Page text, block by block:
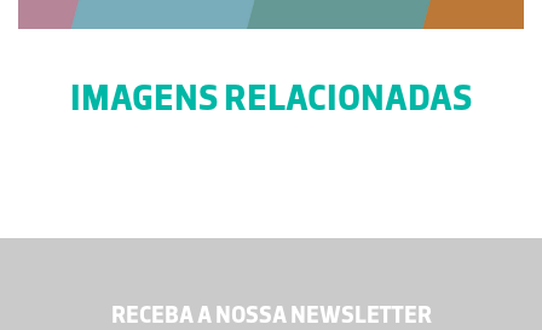
IMAGENS RELACIONADAS
RECEBA A NOSSA NEWSLETTER